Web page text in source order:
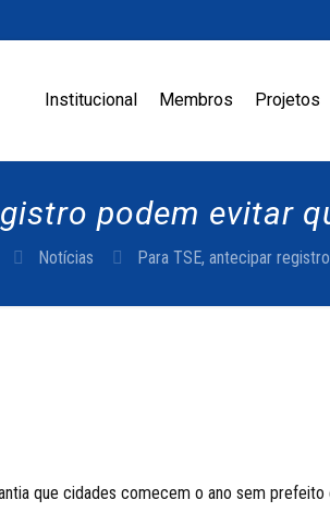
Institucional Membros Projetos
podem evitar
Notícias Para TSE, antecipar
que cidades comecem o ano sem